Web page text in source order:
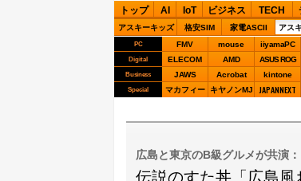
ASCIIグルメ
トップ AI IoT ビジネス TECH
アスキーキッズ 格安SIM 家電ASCII アス
PC FMV mouse iiyamaPC
Digital ELECOM AMD ASUS ROG
Business JAWS Acrobat kintone
Special マカフィー キヤノンMJ JAPANNEXT
広島と東京のB級グルメが共演：
伝説のすた丼「広島風